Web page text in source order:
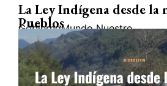
La Ley Indígena desde la
Pueblos
GobiernoMundo Nuestro